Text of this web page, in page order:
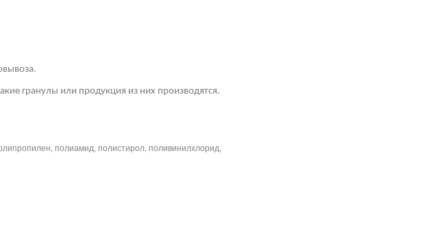
гранулы или продукция из них производятся.
полиамид, полистирол, поливинилхлорид,